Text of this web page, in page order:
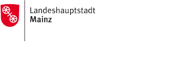
İçeriğe atla
Ana
sayfaya